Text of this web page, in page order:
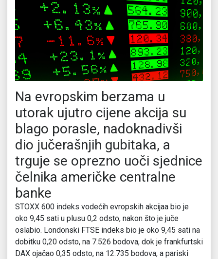
Na evropskim berzama u
utorak ujutro cijene akcija su
blago porasle, nadoknadivši
dio jučerašnjih gubitaka, a
trguje se oprezno uoči sjednice
čelnika američke centralne
banke
STOXX 600 indeks vodećih evropskih akcijaa bio je
oko 9,45 sati u plusu 0,2 odsto, nakon što je juče
oslabio. Londonski FTSE indeks bio je oko 9,45 sati na
dobitku 0,20 odsto, na 7.526 bodova, dok je frankfurtski
DAX ojačao 0,35 odsto, na 12.735 bodova, a pariski